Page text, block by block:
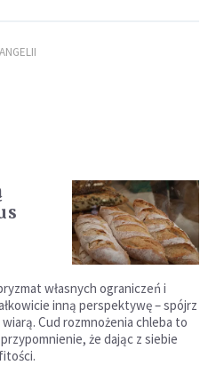
własnych ograniczeń i
inną perspektywę – spójrz
Cud rozmnożenia chleba to
że dając z siebie